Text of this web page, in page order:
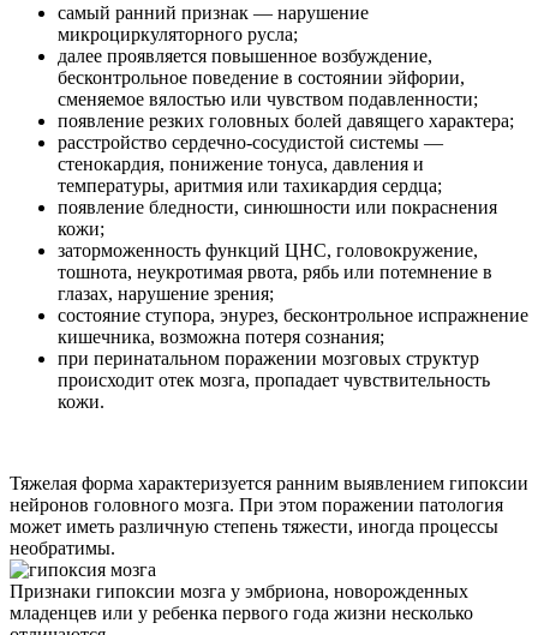
самый ранний признак — нарушение
микроциркуляторного русла;
далее проявляется повышенное возбуждение,
бесконтрольное поведение в состоянии эйфории,
сменяемое вялостью или чувством подавленности;
появление резких головных болей давящего характера;
расстройство сердечно-сосудистой системы —
стенокардия, понижение тонуса, давления и
температуры, аритмия или тахикардия сердца;
появление бледности, синюшности или покраснения
кожи;
заторможенность функций ЦНС, головокружение,
тошнота, неукротимая рвота, рябь или потемнение в
глазах, нарушение зрения;
состояние ступора, энурез, бесконтрольное испражнение
кишечника, возможна потеря сознания;
при перинатальном поражении мозговых структур
происходит отек мозга, пропадает чувствительность
кожи.
Тяжелая форма характеризуется ранним выявлением гипоксии
нейронов головного мозга. При этом поражении патология
может иметь различную степень тяжести, иногда процессы
необратимы.
Признаки гипоксии мозга у эмбриона, новорожденных
младенцев или у ребенка первого года жизни несколько